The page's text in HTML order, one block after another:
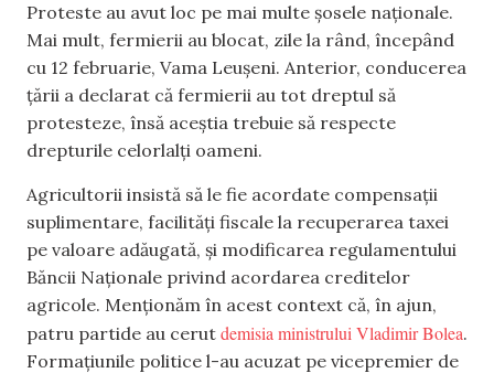
Proteste au avut loc pe mai multe șosele naționale.
Mai mult, fermierii au blocat, zile la rând, începând
cu 12 februarie, Vama Leușeni. Anterior, conducerea
țării a declarat că fermierii au tot dreptul să
protesteze, însă aceștia trebuie să respecte
drepturile celorlalți oameni.
Agricultorii insistă să le fie acordate compensații
suplimentare, facilități fiscale la recuperarea taxei
pe valoare adăugată, şi modificarea regulamentului
Băncii Naționale privind acordarea creditelor
agricole. Menționăm în acest context că, în ajun,
patru partide au cerut demisia ministrului Vladimir Bolea.
Formațiunile politice l-au acuzat pe vicepremier de